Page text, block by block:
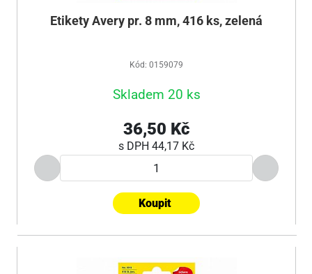
Etikety Avery pr. 8 mm, 416 ks, zelená
Kód: 0159079
Skladem 20 ks
36,50 Kč
s DPH 44,17 Kč
Koupit